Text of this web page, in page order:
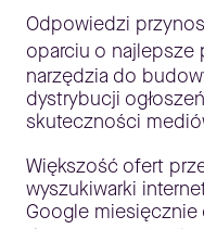
Odpowiedzi
oparciu o najlepsze
narzędzia do
dystrybucji
skuteczności
Większość ofert
wyszukiwarki
Google miesięcznie